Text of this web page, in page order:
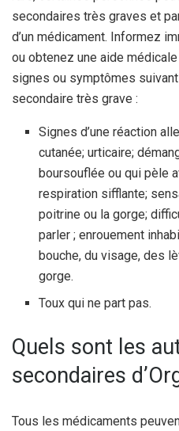
secondaires très graves et
d’un médicament. Informez
ou obtenez une aide
signes ou symptômes
secondaire très grave :
Signes d’une réaction
cutanée; urticaire;
boursouflée ou qui pèle
respiration sifflante;
poitrine ou la gorge;
parler ; enrouement
bouche, du visage, des
gorge.
Toux qui ne part pas.
Quels sont les
secondaires
Tous les médicaments